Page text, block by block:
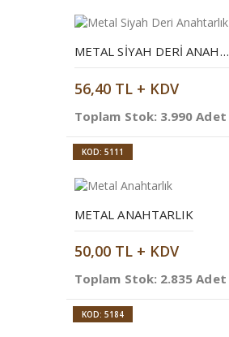
METAL SIYAH DERI ANAHTARLIK
56,40 TL + KDV
Toplam Stok: 3.990 Adet
KOD: 5111
METAL ANAHTARLIK
50,00 TL + KDV
Toplam Stok: 2.835 Adet
KOD: 5184